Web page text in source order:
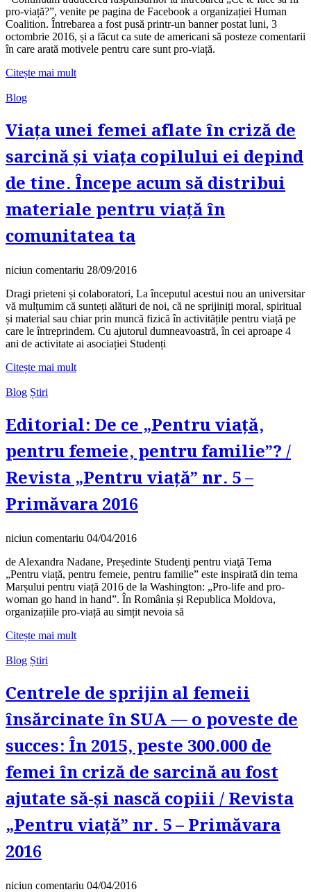
pro-viață?”, venite pe pagina de Facebook a organizației Human
Coalition. Întrebarea a fost pusă printr-un banner postat luni, 3
octombrie 2016, și a făcut ca sute de americani să posteze comentarii
în care arată motivele pentru care sunt pro-viață.
Citește mai mult
Blog
Viața unei femei aflate în criză de
sarcină și viața copilului ei depind
de tine. Începe acum să distribui
materiale pentru viață în
comunitatea ta
niciun comentariu 28/09/2016
Dragi prieteni și colaboratori, La începutul acestui nou an universitar
vă mulțumim că sunteți alături de noi, că ne sprijiniți moral, spiritual
și material sau chiar prin muncă fizică în activitățile pentru viață pe
care le întreprindem. Cu ajutorul dumneavoastră, în cei aproape 4
ani de activitate ai asociației Studenți
Citește mai mult
Blog Știri
Editorial: De ce „Pentru viață,
pentru femeie, pentru familie”? /
Revista „Pentru viață” nr. 5 –
Primăvara 2016
niciun comentariu 04/04/2016
de Alexandra Nadane, Președinte Studenţi pentru viaţă Tema
„Pentru viață, pentru femeie, pentru familie” este inspirată din tema
Marșului pentru viață 2016 de la Washington: „Pro-life and pro-
woman go hand in hand”. În România și Republica Moldova,
organizațiile pro‑viață au simțit nevoia să
Citește mai mult
Blog Știri
Centrele de sprijin al femeii
însărcinate în SUA — o poveste de
succes: În 2015, peste 300.000 de
femei în criză de sarcină au fost
ajutate să-și nască copiii / Revista
„Pentru viață” nr. 5 – Primăvara
2016
niciun comentariu 04/04/2016